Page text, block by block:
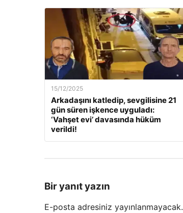
15/12/2025
Arkadaşını katledip, sevgilisine 21
gün süren işkence uyguladı:
‘Vahşet evi’ davasında hüküm
verildi!
Bir yanıt yazın
E-posta adresiniz yayınlanmayacak.